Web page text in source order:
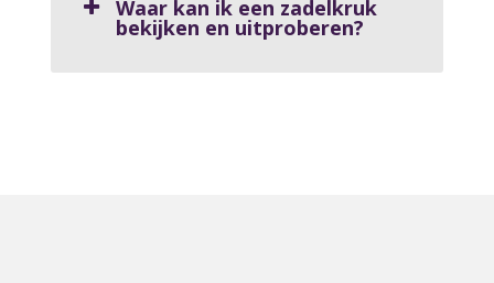
Waar kan ik een zadelkruk
bekijken en uitproberen?